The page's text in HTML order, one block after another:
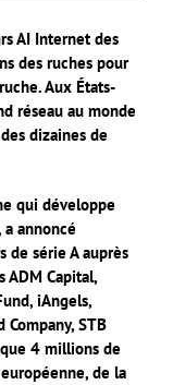
AI Internet des
des ruches pour
Aux États-
réseau au monde
dizaines de
qui développe
annoncé
série A auprès
ADM Capital,
iAngels,
Company, STB
4 millions de
de la